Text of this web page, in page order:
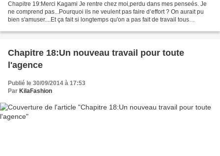
Chapitre 19:Merci Kagami Je rentre chez moi,perdu dans mes penseés. Je
ne comprend pas...Pourquoi ils ne veulent pas faire d’effort ? On aurait pu
bien s'amuser....Et ça fait si longtemps qu'on a pas fait de travail tous
Chapitre 18:Un nouveau travail pour toute
l'agence
Publié le 30/09/2014 à 17:53
Par KilaFashion